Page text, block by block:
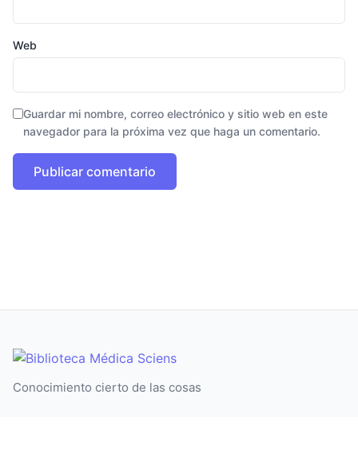
Web
Guardar mi nombre, correo electrónico y sitio web en este
navegador para la próxima vez que haga un comentario.
Conocimiento cierto de las cosas